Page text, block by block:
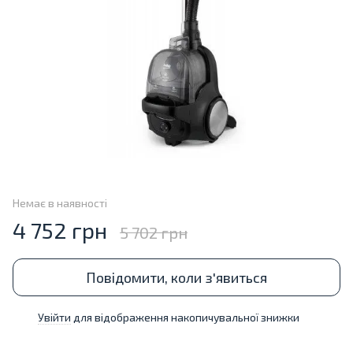
Немає в наявності
4 752 грн 5 702 грн
Повідомити, коли з'явиться
Увійти для відображення накопичувальної знижки